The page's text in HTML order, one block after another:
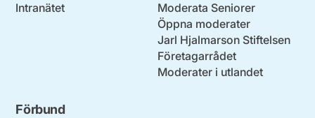
Intranätet
Moderata Seniorer
Öppna moderater
Jarl Hjalmarson Stiftelsen
Företagarrådet
Moderater i utlandet
Förbund